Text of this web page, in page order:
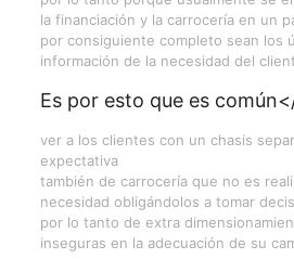
la financiación y la carrocería en un
por consiguiente completo sean los
información de la necesidad del
Es por esto que es
ver a los clientes con un chasis
expectativa
también de carrocería que no es
necesidad obligándolos a tomar
por lo tanto de extra
inseguras en la adecuación de su